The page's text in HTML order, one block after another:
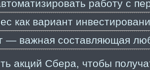
работу с
как вариант
— важная составляющая
акций Сбера, чтобы